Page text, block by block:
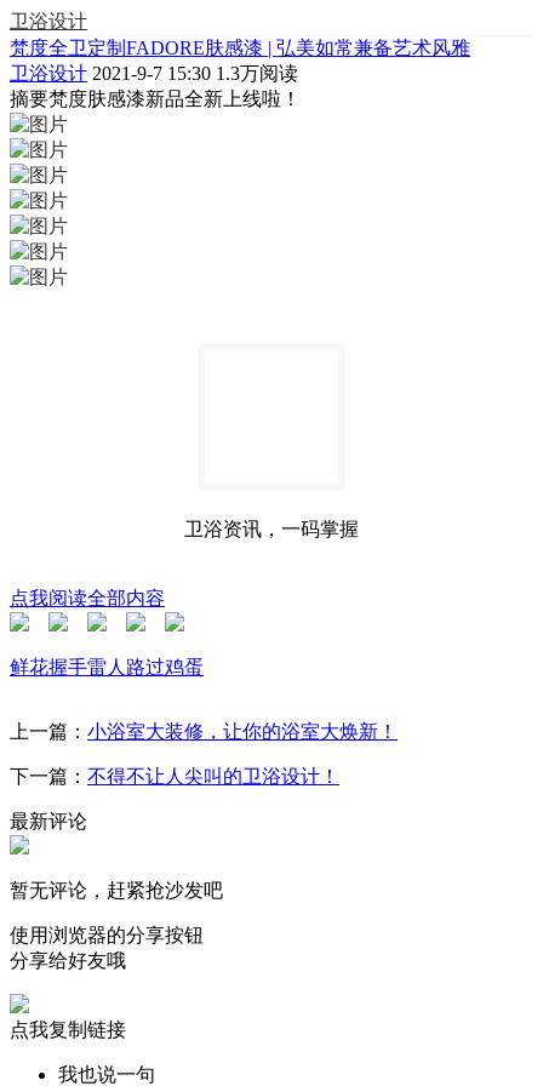
卫浴设计
梵度全卫定制FADORE肤感漆 | 弘美如常兼备艺术风雅
卫浴设计 2021-9-7 15:30 1.3万阅读
摘要梵度肤感漆新品全新上线啦！
卫浴资讯，一码掌握
点我阅读全部内容
鲜花握手雷人 路过鸡蛋
上一篇： 小浴室大装修，让你的浴室大焕新！
下一篇： 不得不让人尖叫的卫浴设计！
最新评论
暂无评论，赶紧抢沙发吧
使用浏览器的分享按钮
分享给好友哦
点我复制链接
我也说一句